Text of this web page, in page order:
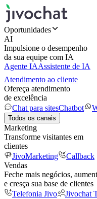
Oportunidades
AI
Impulsione o desempenho
da sua equipe com IA
Agente IAAssistente de IA
Atendimento ao cliente
Ofereça atendimento
de excelência
Chat para sitesChatbot
Todos os canais
Marketing
Transforme visitantes em
clientes
JivoMarketing
Callback
Vendas
Feche mais negócios,
e cresça sua base de clientes
Telefonia Jivo
Jivochat